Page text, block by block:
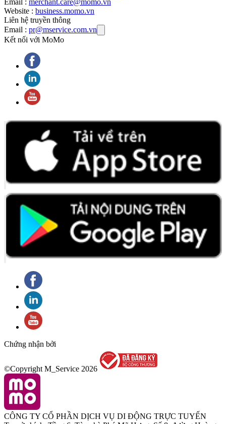
Email : merchant.care@momo.vn
Website : business.momo.vn
Liên hệ truyền thông
Email : pr@mservice.com.vn
Kết nối với MoMo
Chứng nhận bởi
©Copyright M_Service 2026
CÔNG TY CỔ PHẦN DỊCH VỤ DI ĐỘNG TRỰC TUYẾN